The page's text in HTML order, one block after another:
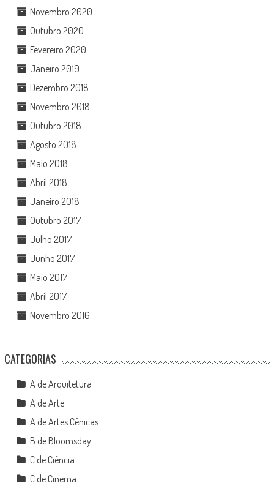
Novembro 2020
Outubro 2020
Fevereiro 2020
Janeiro 2019
Dezembro 2018
Novembro 2018
Outubro 2018
Agosto 2018
Maio 2018
Abril 2018
Janeiro 2018
Outubro 2017
Julho 2017
Junho 2017
Maio 2017
Abril 2017
Novembro 2016
CATEGORIAS
A de Arquitetura
A de Arte
A de Artes Cênicas
B de Bloomsday
C de Ciência
C de Cinema